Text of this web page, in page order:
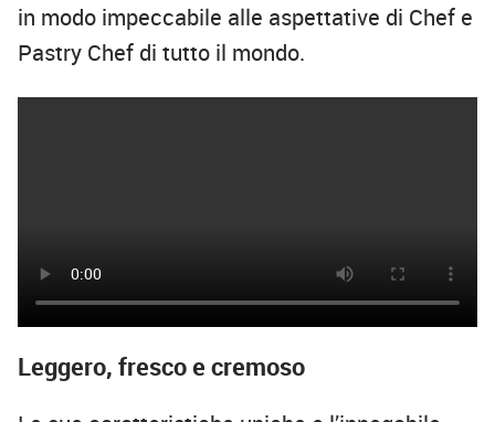
in modo impeccabile alle aspettative di Chef e
Pastry Chef di tutto il mondo.
Leggero, fresco e cremoso